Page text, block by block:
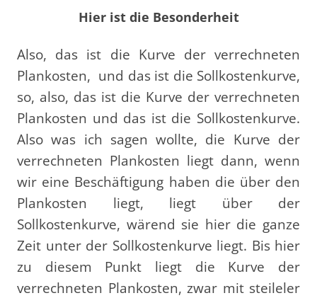
Hier ist die Besonderheit
Also, das ist die Kurve der verrechneten
Plankosten, und das ist die Sollkostenkurve,
so, also, das ist die Kurve der verrechneten
Plankosten und das ist die Sollkostenkurve.
Also was ich sagen wollte, die Kurve der
verrechneten Plankosten liegt dann, wenn
wir eine Beschäftigung haben die über den
Plankosten liegt, liegt über der
Sollkostenkurve, wärend sie hier die ganze
Zeit unter der Sollkostenkurve liegt. Bis hier
zu diesem Punkt liegt die Kurve der
verrechneten Plankosten, zwar mit steileler